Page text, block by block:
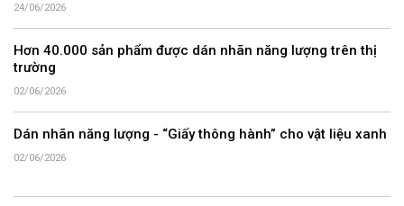
24/06/2026
Hơn 40.000 sản phẩm được dán nhãn năng lượng trên thị
trường
02/06/2026
Dán nhãn năng lượng - “Giấy thông hành” cho vật liệu xanh
02/06/2026